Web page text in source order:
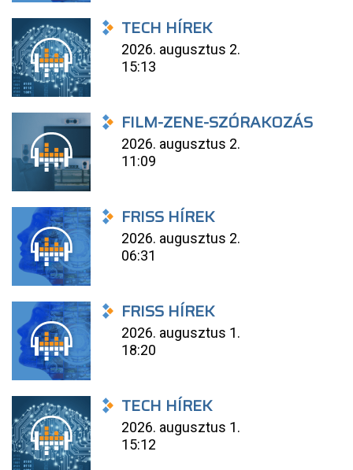
TECH HÍREK
2026. augusztus 2.
15:13
FILM-ZENE-SZÓRAKOZÁS
2026. augusztus 2.
11:09
FRISS HÍREK
2026. augusztus 2.
06:31
FRISS HÍREK
2026. augusztus 1.
18:20
TECH HÍREK
2026. augusztus 1.
15:12